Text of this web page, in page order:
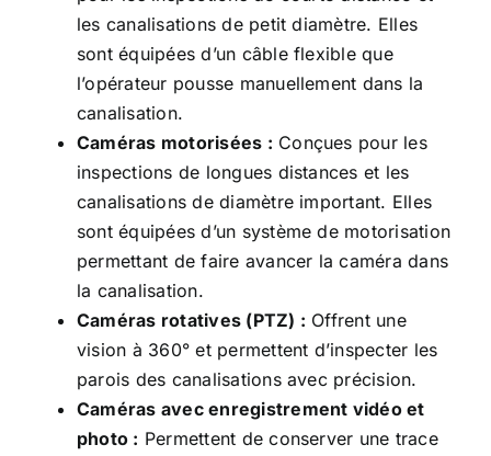
les canalisations de petit diamètre. Elles
sont équipées d’un câble flexible que
l’opérateur pousse manuellement dans la
canalisation.
Caméras motorisées : Conçues pour les
inspections de longues distances et les
canalisations de diamètre important. Elles
sont équipées d’un système de motorisation
permettant de faire avancer la caméra dans
la canalisation.
Caméras rotatives (PTZ) : Offrent une
vision à 360° et permettent d’inspecter les
parois des canalisations avec précision.
Caméras avec enregistrement vidéo et
photo : Permettent de conserver une trace